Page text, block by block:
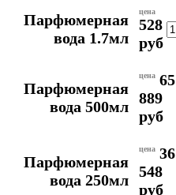
Парфюмерная
вода 1.7мл
цена
528
руб
Парфюмерная
вода 500мл
цена 65
889
руб
Парфюмерная
вода 250мл
цена 36
548
руб